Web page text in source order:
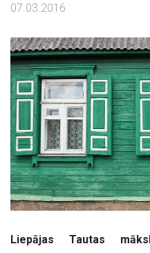
07.03.2016
Liepājas Tautas